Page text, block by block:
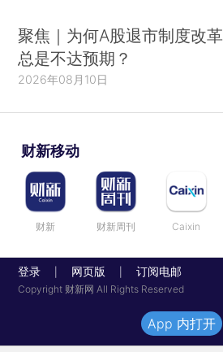
聚焦｜为何A股退市制度改革
总是不达预期？
2026年08月10日
财新移动
财新 财新周刊 Caixin
登录 网页版 订阅电邮
Copyright 财新网 All Rights Reserved
App 内打开